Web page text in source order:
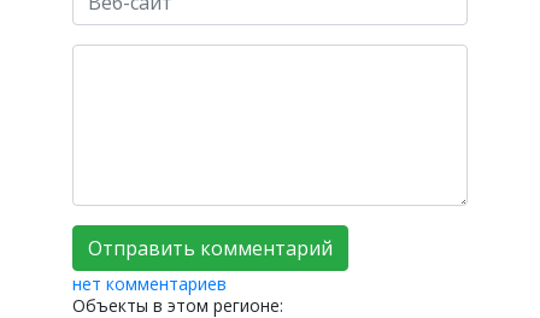
нет комментариев
Объекты в этом регионе: